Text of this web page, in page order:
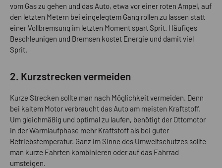
vom Gas zu gehen und das Auto, etwa vor einer roten Ampel, auf
den letzten Metern bei eingelegtem Gang rollen zu lassen statt
einer Vollbremsung im letzten Moment spart Sprit. Häufiges
Beschleunigen und Bremsen kostet Energie und damit viel
Sprit.
2. Kurzstrecken vermeiden
Kurze Strecken sollte man nach Möglichkeit vermeiden. Denn
bei kaltem Motor verbraucht das Auto am meisten Kraftstoff.
Um gleichmäßig und optimal zu laufen, benötigt der Ottomotor
in der Warmlaufphase mehr Kraftstoff als bei guter
Betriebstemperatur. Ganz im Sinne des Umweltschutzes sollte
man kurze Fahrten kombinieren oder auf das Fahrrad
umsteigen.